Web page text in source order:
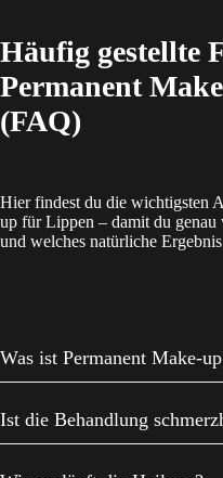
Häufig gestellte
Permanent
(FAQ)
Hier findest du die wichtigsten
up für Lippen – damit du
und welches natürliche
Was ist Permanent Make-
Ist die Behandlung